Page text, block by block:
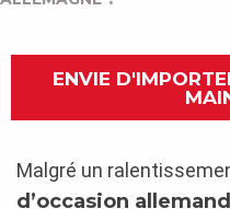
ENVIE
Malgré un
d’occasion allemand